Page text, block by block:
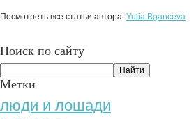
Посмотреть все статьи автора: Yulia Bganceva
Поиск по сайту
Метки
люди и лошади